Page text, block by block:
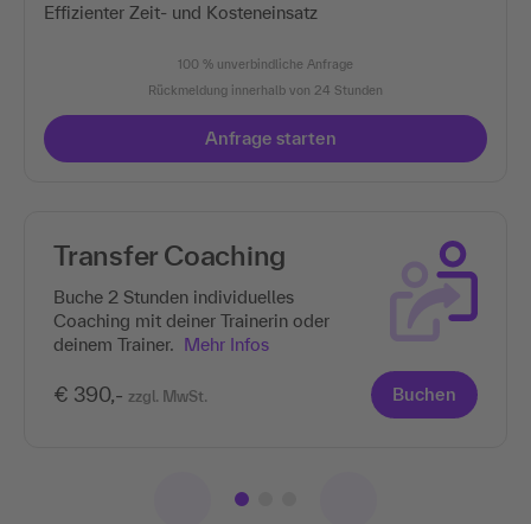
Effizienter Zeit- und Kosteneinsatz
100 % unverbindliche Anfrage
Rückmeldung innerhalb von 24 Stunden
Anfrage starten
Transfer Coaching
Buche 2 Stunden individuelles
Coaching mit deiner Trainerin oder
deinem Trainer. Mehr Infos
€ 390,- zzgl. MwSt. Buchen